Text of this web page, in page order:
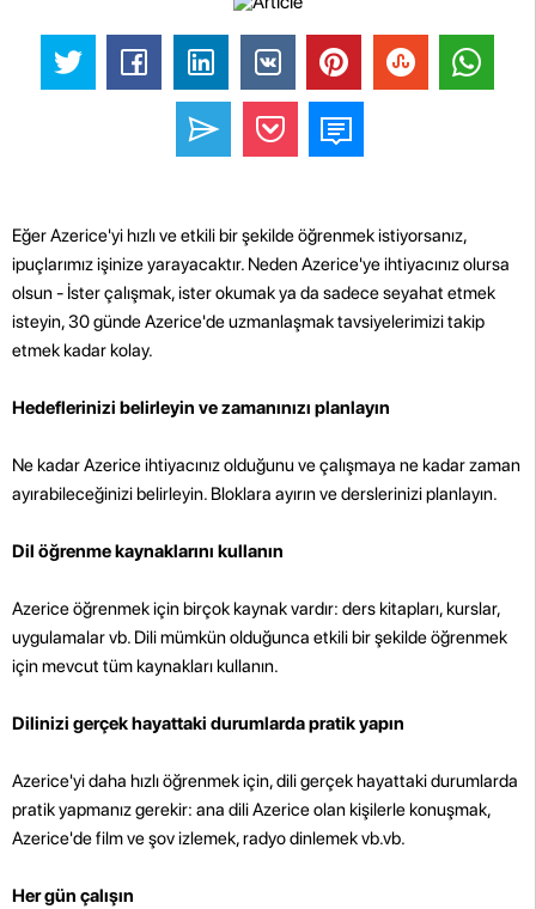
Eğer Azerice'yi hızlı ve etkili bir şekilde öğrenmek istiyorsanız,
ipuçlarımız işinize yarayacaktır. Neden Azerice'ye ihtiyacınız olursa
olsun - İster çalışmak, ister okumak ya da sadece seyahat etmek
isteyin, 30 günde Azerice'de uzmanlaşmak tavsiyelerimizi takip
etmek kadar kolay.
Hedeflerinizi belirleyin ve zamanınızı planlayın
Ne kadar Azerice ihtiyacınız olduğunu ve çalışmaya ne kadar zaman
ayırabileceğinizi belirleyin. Bloklara ayırın ve derslerinizi planlayın.
Dil öğrenme kaynaklarını kullanın
Azerice öğrenmek için birçok kaynak vardır: ders kitapları, kurslar,
uygulamalar vb. Dili mümkün olduğunca etkili bir şekilde öğrenmek
için mevcut tüm kaynakları kullanın.
Dilinizi gerçek hayattaki durumlarda pratik yapın
Azerice'yi daha hızlı öğrenmek için, dili gerçek hayattaki durumlarda
pratik yapmanız gerekir: ana dili Azerice olan kişilerle konuşmak,
Azerice'de film ve şov izlemek, radyo dinlemek vb.vb.
Her gün çalışın